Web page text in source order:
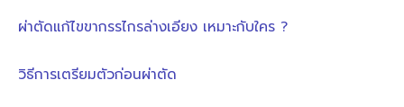
ผ่าตัดแก้ไขขากรรไกรล่างเอียง เหมาะกับใคร ?
วิธีการเตรียมตัวก่อนผ่าตัด